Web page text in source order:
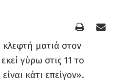
κλεφτή ματιά στον
γύρω στις 11 το
κάτι επείγον».